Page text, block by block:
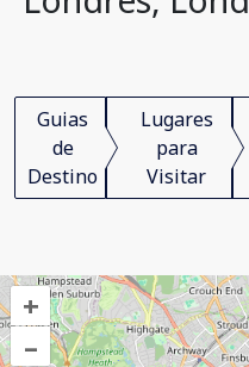
Guias
de
Destino
Lugares
para
Visitar
+
–